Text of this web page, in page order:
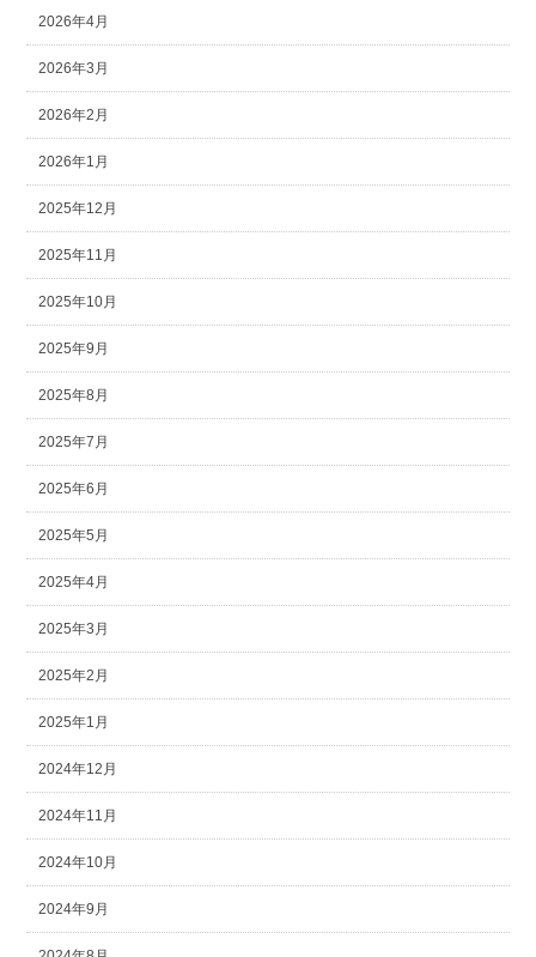
2026年4月
2026年3月
2026年2月
2026年1月
2025年12月
2025年11月
2025年10月
2025年9月
2025年8月
2025年7月
2025年6月
2025年5月
2025年4月
2025年3月
2025年2月
2025年1月
2024年12月
2024年11月
2024年10月
2024年9月